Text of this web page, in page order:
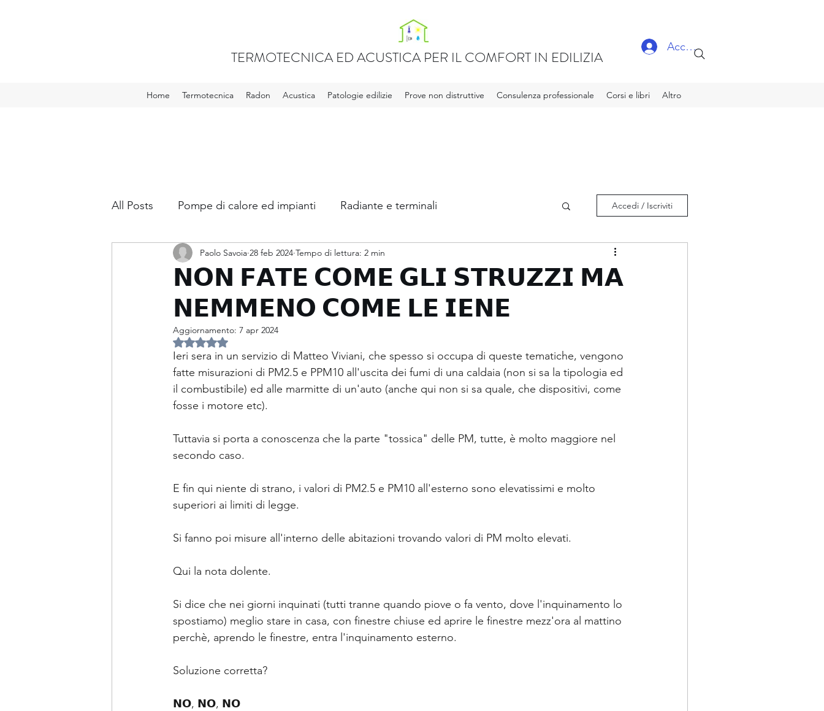
TERMOTECNICA ED ACUSTICA PER IL COMFORT IN EDILIZIA
Accedi
Home Termotecnica Radon Acustica Patologie edilizie Prove non distruttive Consulenza professionale Corsi e libri Altro
All Posts Pompe di calore ed impianti Radiante e terminali
VMC - Ventilazione meccanica Legge 10 e APE
Ponti termici Involucro, prestazioni e difetti Radon
Tenuta all'aria Patologie edilizie Dal cantiere con furore (errori)
Fotovoltaico ed accumulo
Incarichi particolari
Accedi / Iscriviti
𝗡𝗢𝗡 𝗙𝗔𝗧𝗘 𝗖𝗢𝗠𝗘 𝗚𝗟𝗜 𝗦𝗧𝗥𝗨𝗭𝗭𝗜 𝗠𝗔
𝗡𝗘𝗠𝗠𝗘𝗡𝗢 𝗖𝗢𝗠𝗘 𝗟𝗘 𝗜𝗘𝗡𝗘
Paolo Savoia 28 feb 2024 Tempo di lettura: 2 min
Aggiornamento: 7 apr 2024
Valutazione NaN stelle su 5.
Ieri sera in un servizio di Matteo Viviani, che spesso si occupa di queste tematiche, vengono
fatte misurazioni di PM2.5 e PPM10 all'uscita dei fumi di una caldaia (non si sa la tipologia ed
il combustibile) ed alle marmitte di un'auto (anche qui non si sa quale, che dispositivi, come
fosse i motore etc).
Tuttavia si porta a conoscenza che la parte "tossica" delle PM, tutte, è molto maggiore nel
secondo caso.
E fin qui niente di strano, i valori di PM2.5 e PM10 all'esterno sono elevatissimi e molto
superiori ai limiti di legge.
Si fanno poi misure all'interno delle abitazioni trovando valori di PM molto elevati.
Qui la nota dolente.
Si dice che nei giorni inquinati (tutti tranne quando piove o fa vento, dove l'inquinamento lo
spostiamo) meglio stare in casa, con finestre chiuse ed aprire le finestre mezz'ora al mattino
perchè, aprendo le finestre, entra l'inquinamento esterno.
Soluzione corretta?
𝗡𝗢, 𝗡𝗢, 𝗡𝗢